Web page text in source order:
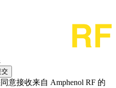
交
意接收来自 Amphenol RF 的